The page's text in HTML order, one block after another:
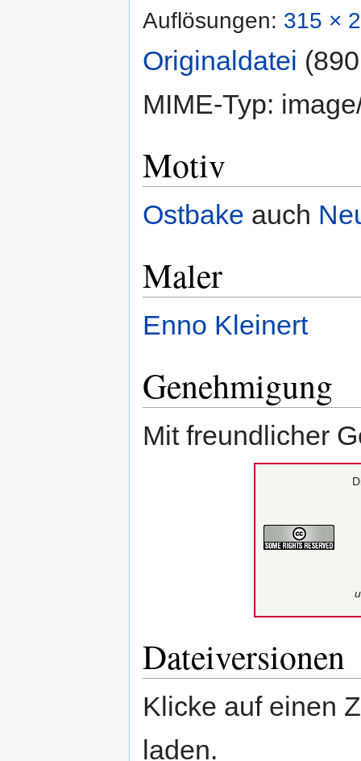
Auflösungen: 315 ×
Originaldatei
MIME-Typ:
Motiv
Ostbake auch
Maler
Enno Kleinert
Genehmigung
Mit freundlicher
Dateiversionen
Klicke auf einen
laden.